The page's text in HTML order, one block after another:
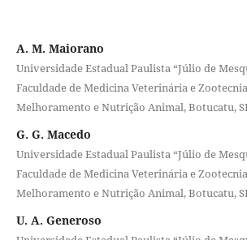
A. M. Maiorano
Universidade Estadual Paulista “Júlio de
Faculdade de Medicina Veterinária e
Melhoramento e Nutrição Animal, Botucatu,
G. G. Macedo
Universidade Estadual Paulista “Júlio de
Faculdade de Medicina Veterinária e
Melhoramento e Nutrição Animal, Botucatu,
U. A. Generoso